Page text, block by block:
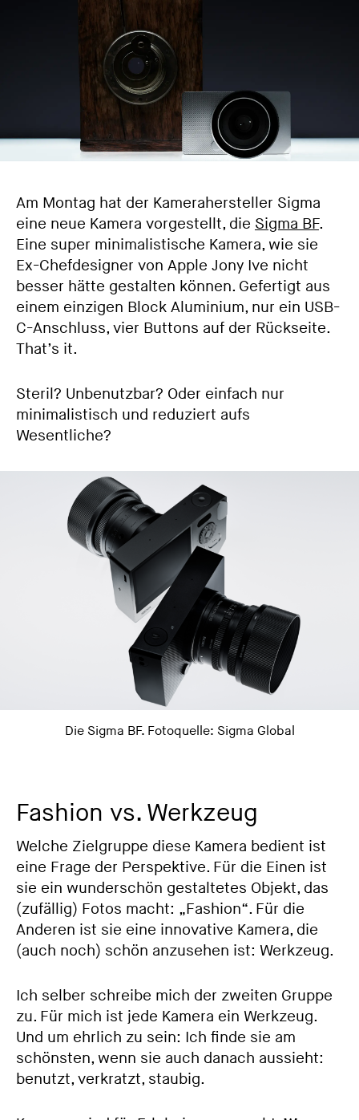
Am Montag hat der Kamerahersteller Sigma
eine neue Kamera vorgestellt, die Sigma BF.
Eine super minimalistische Kamera, wie sie
Ex-Chefdesigner von Apple Jony Ive nicht
besser hätte gestalten können. Gefertigt aus
einem einzigen Block Aluminium, nur ein USB-
C-Anschluss, vier Buttons auf der Rückseite.
That’s it.
Steril? Unbenutzbar? Oder einfach nur
minimalistisch und reduziert aufs
Wesentliche?
Die Sigma BF. Fotoquelle: Sigma Global
Fashion vs. Werkzeug
Welche Zielgruppe diese Kamera bedient ist
eine Frage der Perspektive. Für die Einen ist
sie ein wunderschön gestaltetes Objekt, das
(zufällig) Fotos macht: „Fashion“. Für die
Anderen ist sie eine innovative Kamera, die
(auch noch) schön anzusehen ist: Werkzeug.
Ich selber schreibe mich der zweiten Gruppe
zu. Für mich ist jede Kamera ein Werkzeug.
Und um ehrlich zu sein: Ich finde sie am
schönsten, wenn sie auch danach aussieht:
benutzt, verkratzt, staubig.